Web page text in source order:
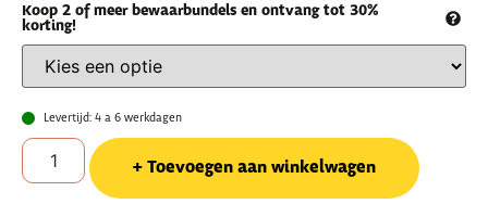
Koop 2 of meer bewaarbundels en ontvang tot 30%
korting!
Levertijd: 4 a 6 werkdagen
Toevoegen aan winkelwagen